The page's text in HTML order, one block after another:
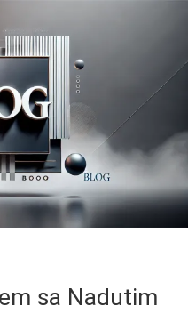
sa Nadutim